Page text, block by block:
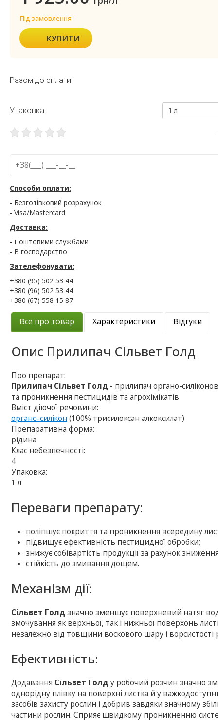
Під замовлення
КУПИТИ
Разом до сплати
Упаковка 1 л
Способи оплати:
- Безготівковий розрахунок
- Visa/Mastercard
Доставка:
- Поштовими службами
- В господарство
Зателефонувати:
+380 (95) 502 53 44
+380 (96) 502 53 44
+380 (67) 558 15 87
Все про товар Характеристики Відгуки
Опис Прилипач Сільвет Голд
Про препарат:
Прилипач Сільвет Голд - прилипач органо-
та проникнення пестицидів та агрохімікатів
Вміст діючої речовини:
органо-силікон (100% трисилоксан алкоксилат)
Препаративна форма:
рідина
Клас небезпечності:
4
Упаковка:
1 л
Переваги препарату:
поліпшує покриття та проникнення всередину
підвищує ефективність пестицидної обробки;
знижує собівартість продукції за рахунок
стійкість до змивання дощем.
Механізм дії:
Сільвет Голд значно зменшує поверхневий натяг
змочування як верхньої, так і нижньої поверхонь
незалежно від товщини воскового шару і ворсистості
Ефективність:
Додавання Сільвет Голд у робочий розчин значно
однорідну плівку на поверхні листка й у
засобів захисту рослин і добрив завдяки значному
частини рослин. Сприяє швидкому проникненню